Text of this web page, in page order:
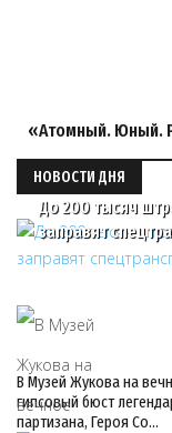
«Атомный. Юный.
НОВОСТИ ДНЯ
До 200 тысяч
заправят
В Музей Жукова на
гипсовый бюст
партизана, Героя Со…